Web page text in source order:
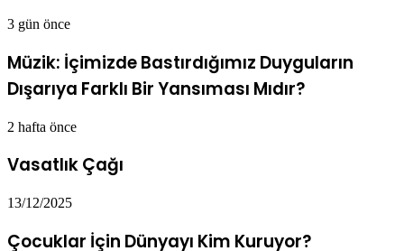
3 gün önce
Müzik: İçimizde Bastırdığımız Duyguların
Dışarıya Farklı Bir Yansıması Mıdır?
2 hafta önce
Vasatlık Çağı
13/12/2025
Çocuklar İçin Dünyayı Kim Kuruyor?